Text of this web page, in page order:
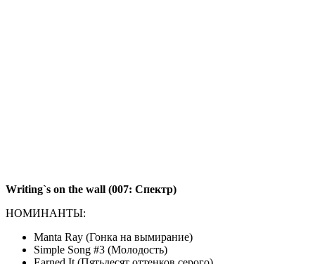
Writing`s on the wall (007: Спектр)
НОМИНАНТЫ:
Manta Ray (Гонка на вымирание)
Simple Song #3 (Молодость)